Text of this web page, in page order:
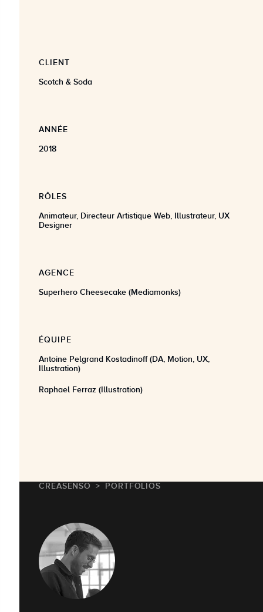
CLIENT
Scotch & Soda
ANNÉE
2018
RÔLES
Animateur, Directeur Artistique Web, Illustrateur, UX
Designer
AGENCE
Superhero Cheesecake (Mediamonks)
ÉQUIPE
Antoine Pelgrand Kostadinoff (DA, Motion, UX,
Illustration)
Raphael Ferraz (Illustration)
CREASENSO PORTFOLIOS